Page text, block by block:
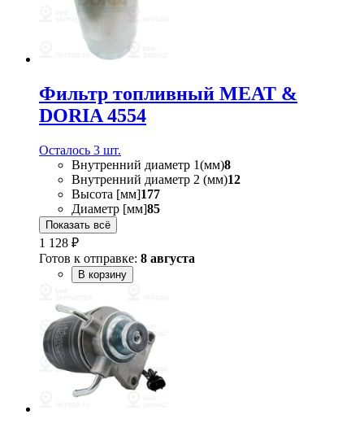
Фильтр топливный MEAT &
DORIA 4554
Осталось 3 шт.
Внутренний диаметр 1(мм)8
Внутренний диаметр 2 (мм)12
Высота [мм]177
Диаметр [мм]85
Показать всё
1 128 ₽
Готов к отправке: 8 августа
В корзину